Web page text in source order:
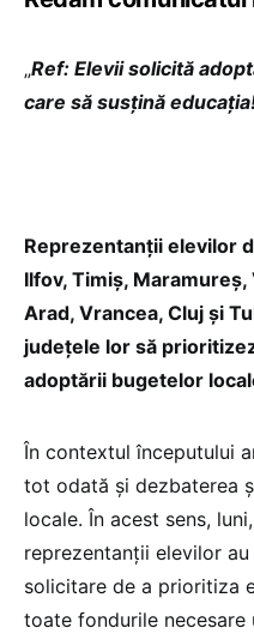
„Ref: Elevii solicită
care să susțină
Reprezentanții elevilor
Ilfov, Timiș, Maramureș,
Arad, Vrancea, Cluj și
județele lor să
adoptării bugetelor
În contextul începutului
tot odată și dezbaterea
locale. În acest sens,
reprezentanții elevilor
solicitare de a prioritiza
toate fondurile necesare